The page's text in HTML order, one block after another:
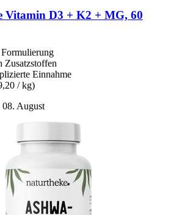
Vitamin D3 + K2 + MG, 60
Formulierung
Zusatzstoffen
Einnahme
/ kg)
08. August